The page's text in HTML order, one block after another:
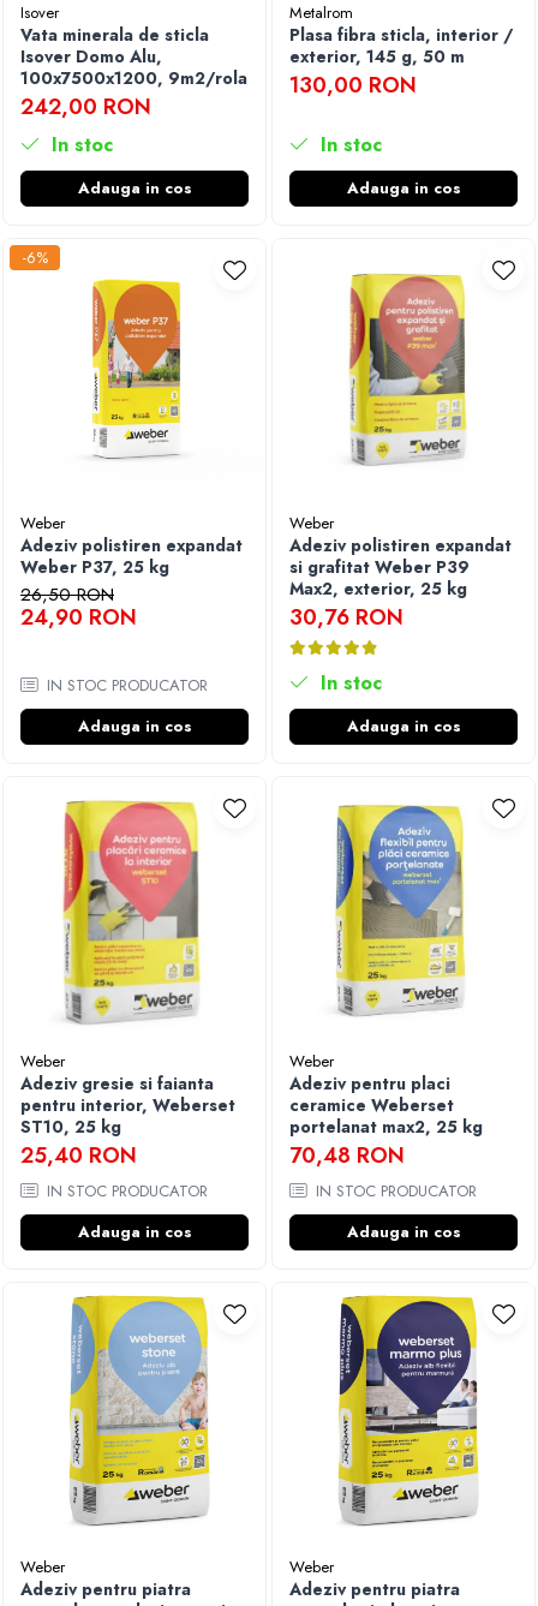
Isover
Vata minerala de sticla
Isover Domo Alu,
100x7500x1200, 9m2/rola
242,00 RON
In stoc
Adauga in cos
Metalrom
Plasa fibra sticla, interior /
exterior, 145 g, 50 m
130,00 RON
In stoc
Adauga in cos
-6%
Weber
Adeziv polistiren expandat
Weber P37, 25 kg
26,50 RON
24,90 RON
IN STOC PRODUCATOR
Adauga in cos
Weber
Adeziv polistiren expandat
si grafitat Weber P39
Max2, exterior, 25 kg
30,76 RON
In stoc
Adauga in cos
Weber
Adeziv gresie si faianta
pentru interior, Weberset
ST10, 25 kg
25,40 RON
IN STOC PRODUCATOR
Adauga in cos
Weber
Adeziv pentru placi
ceramice Weberset
portelanat max2, 25 kg
70,48 RON
IN STOC PRODUCATOR
Adauga in cos
Weber
Adeziv pentru piatra
Weber
Adeziv pentru piatra